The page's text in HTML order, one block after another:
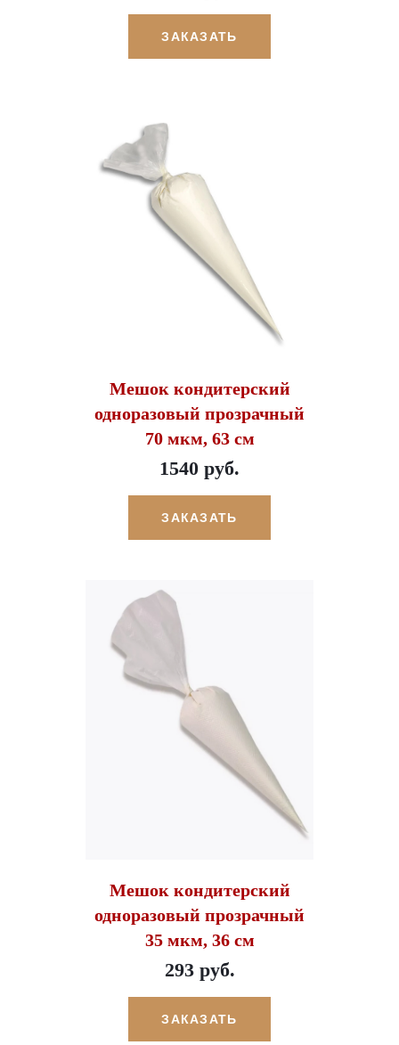
ЗАКАЗАТЬ
Мешок кондитерский
одноразовый прозрачный
70 мкм, 63 см
1540 руб.
ЗАКАЗАТЬ
Мешок кондитерский
одноразовый прозрачный
35 мкм, 36 см
293 руб.
ЗАКАЗАТЬ